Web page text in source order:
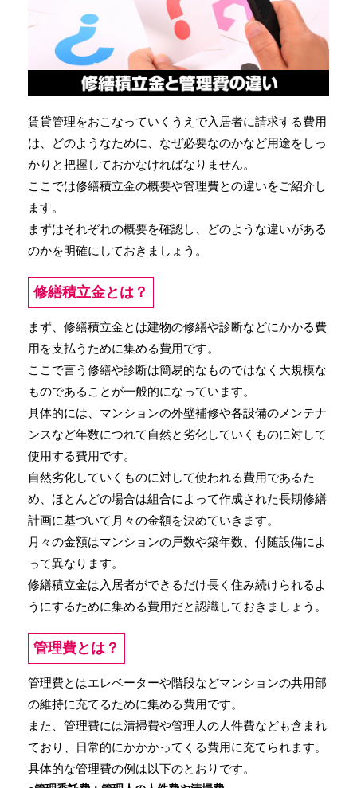
賃貸管理をおこなっていくうえで入居者に請求する費用
は、どのようなために、なぜ必要なのかなど用途をしっ
かりと把握しておかなければなりません。
ここでは修繕積立金の概要や管理費との違いをご紹介し
ます。
まずはそれぞれの概要を確認し、どのような違いがある
のかを明確にしておきましょう。
修繕積立金とは？
まず、修繕積立金とは建物の修繕や診断などにかかる費
用を支払うために集める費用です。
ここで言う修繕や診断は簡易的なものではなく大規模な
ものであることが一般的になっています。
具体的には、マンションの外壁補修や各設備のメンテナ
ンスなど年数につれて自然と劣化していくものに対して
使用する費用です。
自然劣化していくものに対して使われる費用であるた
め、ほとんどの場合は組合によって作成された長期修繕
計画に基づいて月々の金額を決めていきます。
月々の金額はマンションの戸数や築年数、付随設備によ
って異なります。
修繕積立金は入居者ができるだけ長く住み続けられるよ
うにするために集める費用だと認識しておきましょう。
管理費とは？
管理費とはエレベーターや階段などマンションの共用部
の維持に充てるために集める費用です。
また、管理費には清掃費や管理人の人件費なども含まれ
ており、日常的にかかかってくる費用に充てられます。
具体的な管理費の例は以下のとおりです。